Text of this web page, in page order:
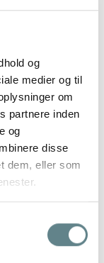
og
medier og til
om
partnere inden
og
disse
dem, eller som